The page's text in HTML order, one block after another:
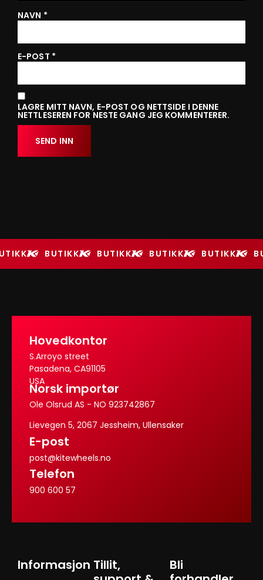
NAVN *
E-POST *
LAGRE MITT NAVN, E-POST OG NETTSIDE I DENNE
NETTLESEREN FOR NESTE GANG JEG KOMMENTERER.
BUTIKK BUTIKK BUTIKK BUTIKK
Hovedkontor
S.Arroyo street
Pasadena, CA91105
USA
Norsk importør
Ole Olsrud AS - NO 923742867
Lievegen 5, 2067 Jessheim, Ullensaker
E-post
post@kitewheels.no
Telefon
900 600 57
Informasjon Tillit,
Bli